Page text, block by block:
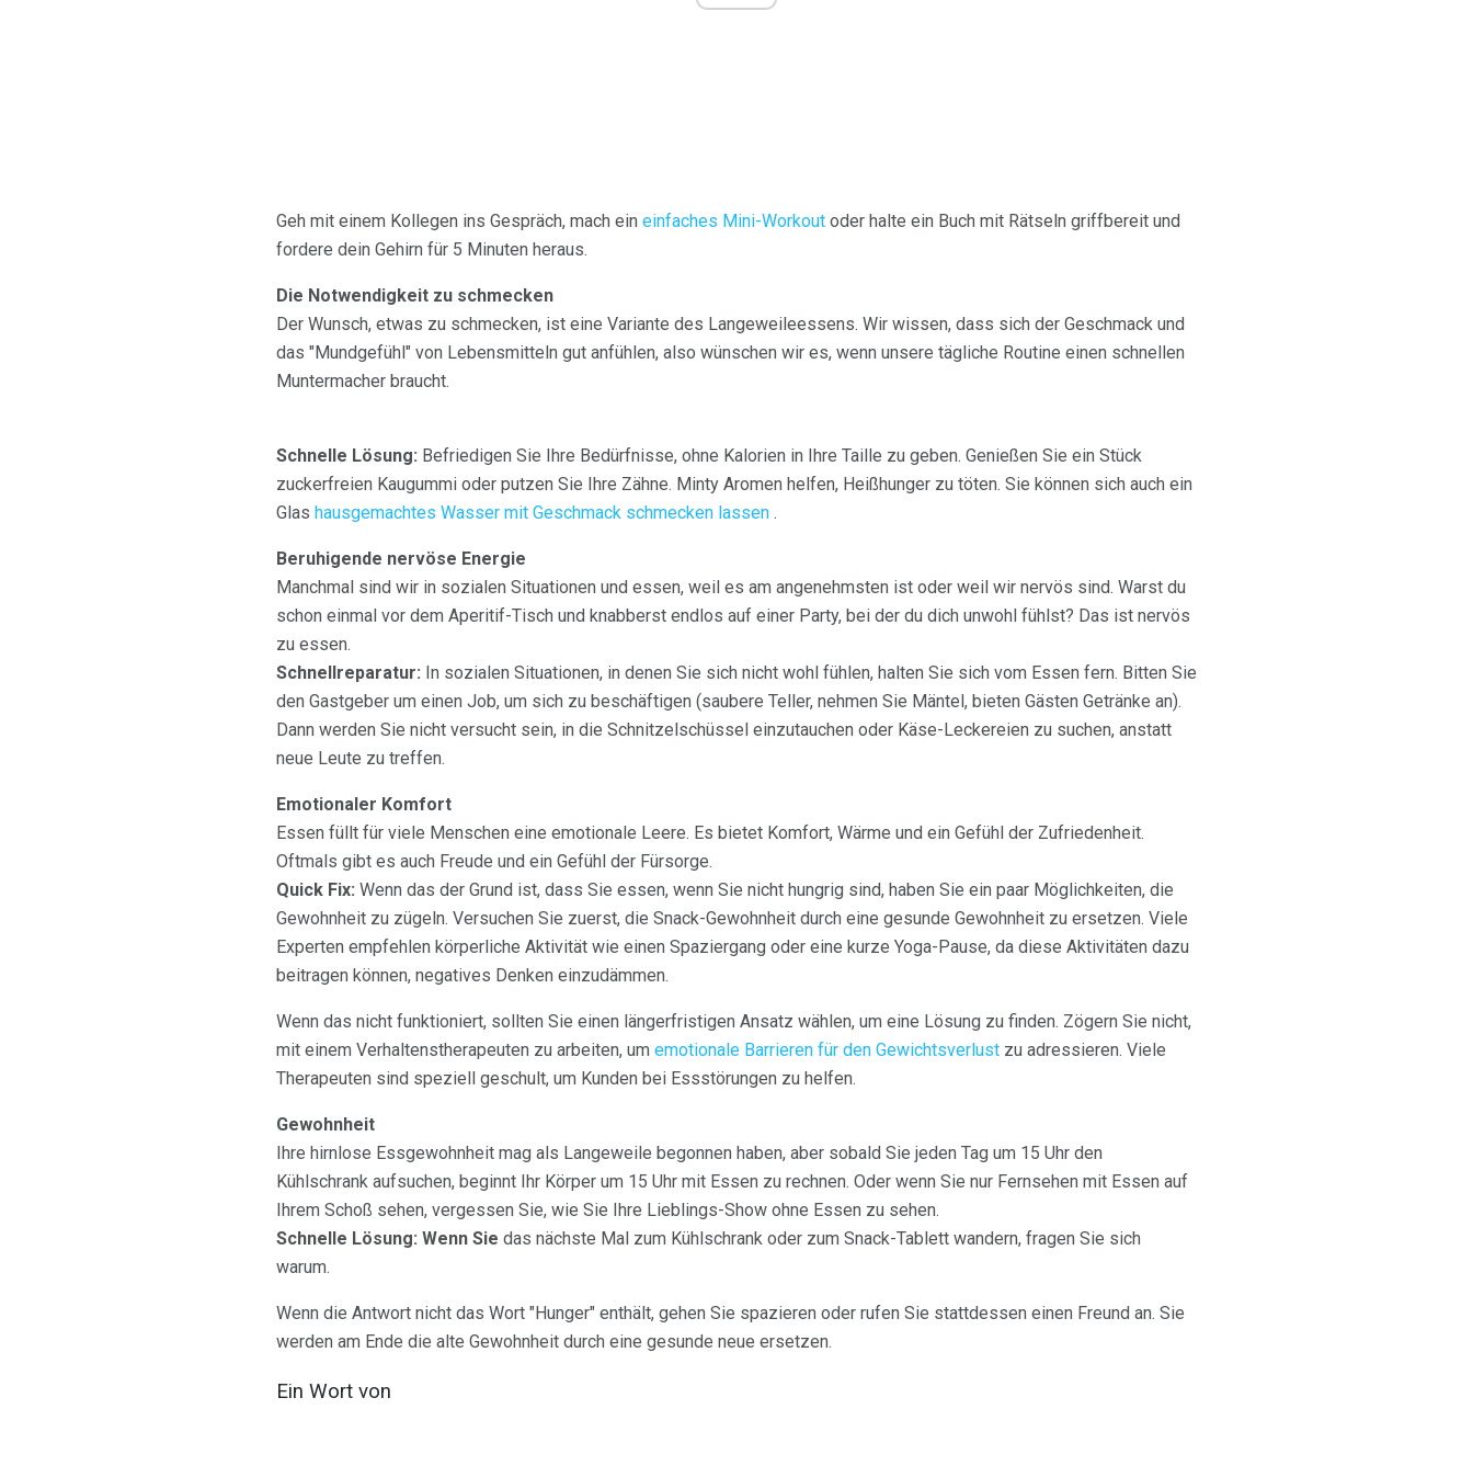
Geh mit einem Kollegen ins Gespräch, mach ein einfaches Mini-Workout oder halte ein Buch mit Rätseln griffbereit und
fordere dein Gehirn für 5 Minuten heraus.
Die Notwendigkeit zu schmecken
Der Wunsch, etwas zu schmecken, ist eine Variante des Langeweileessens. Wir wissen, dass sich der Geschmack und
das "Mundgefühl" von Lebensmitteln gut anfühlen, also wünschen wir es, wenn unsere tägliche Routine einen schnellen
Muntermacher braucht.
Schnelle Lösung: Befriedigen Sie Ihre Bedürfnisse, ohne Kalorien in Ihre Taille zu geben. Genießen Sie ein Stück
zuckerfreien Kaugummi oder putzen Sie Ihre Zähne. Minty Aromen helfen, Heißhunger zu töten. Sie können sich auch ein
Glas hausgemachtes Wasser mit Geschmack schmecken lassen .
Beruhigende nervöse Energie
Manchmal sind wir in sozialen Situationen und essen, weil es am angenehmsten ist oder weil wir nervös sind. Warst du
schon einmal vor dem Aperitif-Tisch und knabberst endlos auf einer Party, bei der du dich unwohl fühlst? Das ist nervös
zu essen.
Schnellreparatur: In sozialen Situationen, in denen Sie sich nicht wohl fühlen, halten Sie sich vom Essen fern. Bitten Sie
den Gastgeber um einen Job, um sich zu beschäftigen (saubere Teller, nehmen Sie Mäntel, bieten Gästen Getränke an).
Dann werden Sie nicht versucht sein, in die Schnitzelschüssel einzutauchen oder Käse-Leckereien zu suchen, anstatt
neue Leute zu treffen.
Emotionaler Komfort
Essen füllt für viele Menschen eine emotionale Leere. Es bietet Komfort, Wärme und ein Gefühl der Zufriedenheit.
Oftmals gibt es auch Freude und ein Gefühl der Fürsorge.
Quick Fix: Wenn das der Grund ist, dass Sie essen, wenn Sie nicht hungrig sind, haben Sie ein paar Möglichkeiten, die
Gewohnheit zu zügeln. Versuchen Sie zuerst, die Snack-Gewohnheit durch eine gesunde Gewohnheit zu ersetzen. Viele
Experten empfehlen körperliche Aktivität wie einen Spaziergang oder eine kurze Yoga-Pause, da diese Aktivitäten dazu
beitragen können, negatives Denken einzudämmen.
Wenn das nicht funktioniert, sollten Sie einen längerfristigen Ansatz wählen, um eine Lösung zu finden. Zögern Sie nicht,
mit einem Verhaltenstherapeuten zu arbeiten, um emotionale Barrieren für den Gewichtsverlust zu adressieren. Viele
Therapeuten sind speziell geschult, um Kunden bei Essstörungen zu helfen.
Gewohnheit
Ihre hirnlose Essgewohnheit mag als Langeweile begonnen haben, aber sobald Sie jeden Tag um 15 Uhr den
Kühlschrank aufsuchen, beginnt Ihr Körper um 15 Uhr mit Essen zu rechnen. Oder wenn Sie nur Fernsehen mit Essen auf
Ihrem Schoß sehen, vergessen Sie, wie Sie Ihre Lieblings-Show ohne Essen zu sehen.
Schnelle Lösung: Wenn Sie das nächste Mal zum Kühlschrank oder zum Snack-Tablett wandern, fragen Sie sich
warum.
Wenn die Antwort nicht das Wort "Hunger" enthält, gehen Sie spazieren oder rufen Sie stattdessen einen Freund an. Sie
werden am Ende die alte Gewohnheit durch eine gesunde neue ersetzen.
Ein Wort von